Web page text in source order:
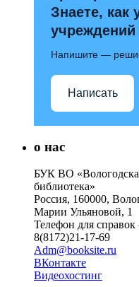
Знаете, как
учреждений
Напишите —
Написать
о нас
БУК ВО
библиотека»
Россия, 160000,
Марии Ульяновой, 1
Телефон для справок
8(8172)21-17-69
Adm@booksite.ru
ВКонтакте
Видеохостинг